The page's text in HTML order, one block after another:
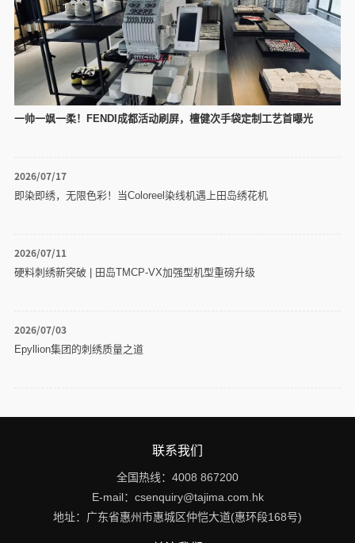
一帅一飒一柔！FENDI成都活动刷屏，檀健次手袋定制工艺首曝光
2026/07/17
即染即绣，无限色彩！当Coloreel染线机遇上田岛绣花机
2026/07/11
硬料刺绣新突破 | 田岛TMCP-VX加强型机型重磅升级
2026/07/03
Epyllion集团的刺绣质量之道
联系我们
全国热线： 4008 867200
E-mail： csenquiry@tajima.com.hk
地址： 广东省惠州市惠城区仲恺大道(惠环段168号)